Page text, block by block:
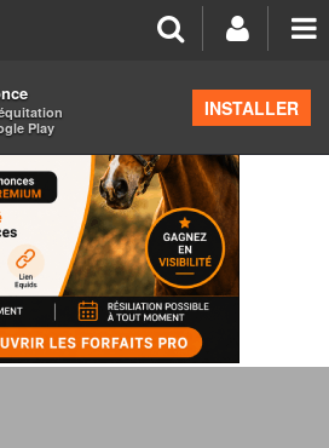
Play
INSTALLER